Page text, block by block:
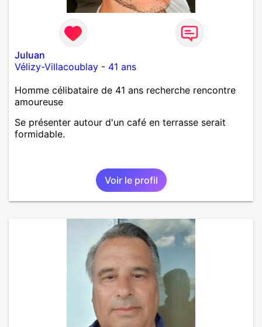
Juluan
Vélizy-Villacoublay - 41 ans
Homme célibataire de 41 ans recherche rencontre
amoureuse
Se présenter autour d'un café en terrasse serait
formidable.
Voir le profil